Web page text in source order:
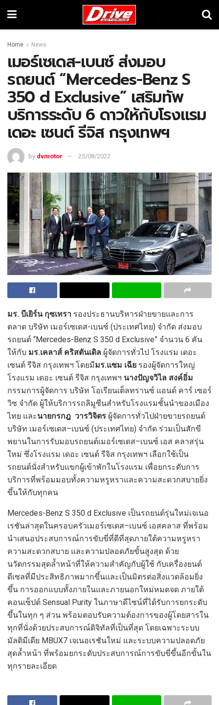
Home News
เมอร์เซเดส-เบนซ์ ส่งมอบ
รถยนต์ “Mercedes-Benz S
350 d Exclusive” เสริมทัพ
บริการระดับ 6 ดาวให้กับโรงแรม
เดอะ เซนต์ รีจิส กรุงเทพฯ
by dvmotor 25/08/2022
มร. บีเยิร์น กุซเทรา รองประธานบริหารฝ่ายขายและการ
ตลาด บริษัท เมอร์เซเดส-เบนซ์ (ประเทศไทย) จำกัด ส่งมอบ
รถยนต์ “Mercedes-Benz S 350 d Exclusive” จำนวน 6 คัน
ให้กับ มร.เคลาส์ คริสตันเดิล ผู้จัดการทั่วไป โรงแรม เดอะ
เซนต์ รีจิส กรุงเทพฯ โดยมีมร.แซม เฉีย รองผู้จัดการใหญ่
โรงแรม เดอะ เซนต์ รีจิส กรุงเทพฯ นางปัญจวิไล สงค์อิ่ม
กรรมการผู้จัดการ บริษัท โอเรียนเต็ลทรานซ์ แอนด์ คาร์ เซอร์
วิซ จำกัด ผู้ให้บริการรถลิมูซีนสำหรับโรงแรมชั้นนำของเมือง
ไทย และนายกรกฎ วารวิจิตร ผู้จัดการทั่วไปฝ่ายขายรถยนต์
บริษัท เมอร์เซเดส–เบนซ์ (ประเทศไทย) จำกัด ร่วมเป็นสักขี
พยานในการรับมอบรถยนต์เมอร์เซเดส–เบนซ์ เอส คลาสรุ่น
ใหม่ ซึ่งโรงแรม เดอะ เซนต์ รีจิส กรุงเทพฯ เลือกใช้เป็น
รถยนต์นั่งสำหรับแขกผู้เข้าพักในโรงแรม เพื่อยกระดับการ
บริการที่พร้อมมอบทั้งความหรูหราและความสะดวกสบายยิ่ง
ขึ้นให้กับทุกคน
Mercedes-Benz S 350 d Exclusive เป็นรถยนต์รุ่นใหม่เจเนอ
เรชันล่าสุดในครอบครัวเมอร์เซเดส–เบนซ์ เอสคลาส ที่พร้อม
นำเสนอประสบการณ์การขับขี่ที่ดีที่สุดภายใต้ความหรูหรา
ความสะดวกสบาย และความปลอดภัยขั้นสูงสุด ด้วย
นวัตกรรมสุดล้ำหน้าที่ให้ความสำคัญกับผู้ใช้ กับเครื่องยนต์
ดีเซลที่มีประสิทธิภาพมากขึ้นและเป็นมิตรต่อสิ่งแวดล้อมยิ่ง
ขึ้น การออกแบบทั้งภายในและภายนอกใหม่หมดจด ภายใต้
คอนเซ็ปต์ Sensual Purity ในภาษาดีไซน์ที่ได้รับการยกระดับ
ขึ้นในทุก ๆ ส่วน พร้อมตอบรับความต้องการของผู้โดยสารใน
ทุกที่นั่งด้วยประสบการณ์ดิจิทัลที่เป็นที่สุด โดยเฉพาะระบบ
มัลติมีเดีย MBUX7 เจเนอเรชันใหม่ และระบบความปลอดภัย
สุดล้ำหน้า ที่พร้อมยกระดับประสบการณ์การขับขี่ขึ้นอีกขั้นใน
ทุกรายละเอียด